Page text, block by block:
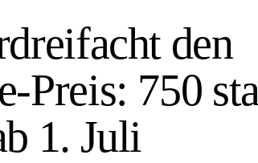
den
Preis: 750
1. Juli